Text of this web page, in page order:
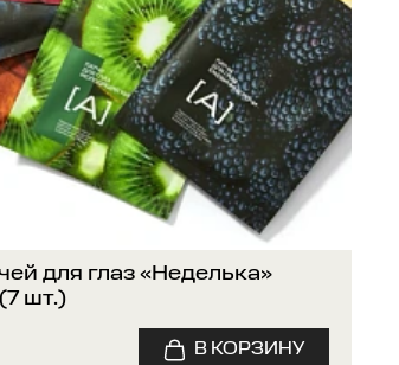
для глаз «Неделька»
шт.)